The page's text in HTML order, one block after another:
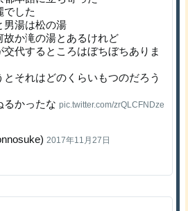
でした
男湯は松の湯
故か滝の湯とあるけれど
代するところはぼちぼちありま
それはどのくらいもつのだろう
るかったなpic.twitter.com/zrQLCFNDze
2017年11月27日